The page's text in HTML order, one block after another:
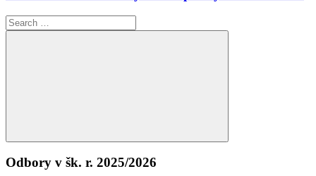
Search
for:
Search
Odbory v šk. r. 2025/2026